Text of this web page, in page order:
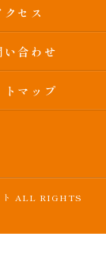
クセス
い合わせ
トマップ
ト ALL RIGHTS